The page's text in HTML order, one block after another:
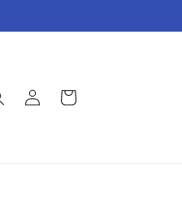
Iniciar
sesión
Carrito